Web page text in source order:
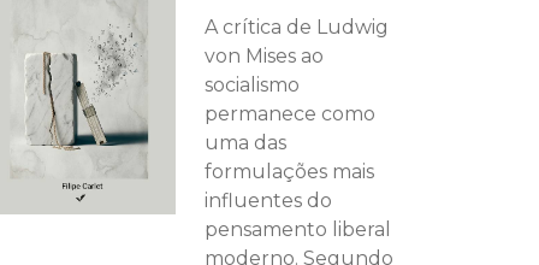
Marx” filosófico e
“Marx maduro”
científico,
contribuo com essa
dimensão da obra
marxista a partir de
um fio condutor
único: o conhecim
A crítica de Ludwig
von Mises ao
socialismo
permanece como
uma das
formulações mais
influentes do
pensamento liberal
moderno. Segundo